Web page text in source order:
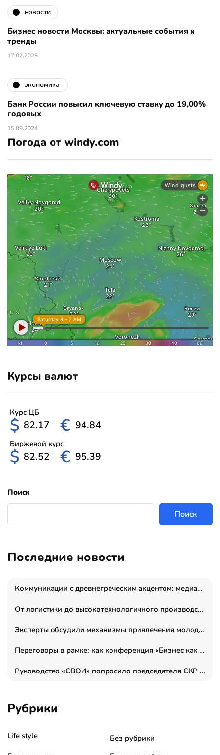
новости
Бизнес новости Москвы: актуальные события и
тренды
17.07.2025
экономика
Банк России повысил ключевую ставку до 19,00%
годовых
15.09.2024
Погода от windy.com
Курсы валют
Курс ЦБ
$ 82.17 € 94.84
Биржевой курс
$ 82.52 € 95.39
Поиск
Поиск
Последние новости
Коммуникации с древнегреческим акцентом: медиаменеджер и журналист Владимир Дергачев запустил коммуникационное агентство «Сократ 2.0»
От логистики до высокотехнологичного производства: как основатель “гагаринга” выстраивает экосистему безопасности и гражданских БПЛА
Эксперты обсудили механизмы привлечения молодых специалистов в промышленные города
Переговоры в рамке: как конференция «Бизнес как искусство» переформатирует деловой этикет в стенах ТПП РФ
Руководство «СВОИ» попросило председателя СКР дать правовую оценку обысков в тыловом штабе
Рубрики
Life style
Без рубрики